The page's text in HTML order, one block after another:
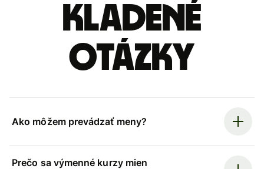
kladené
otázky
Ako môžem prevádzať meny?
Prečo sa výmenné kurzy mien